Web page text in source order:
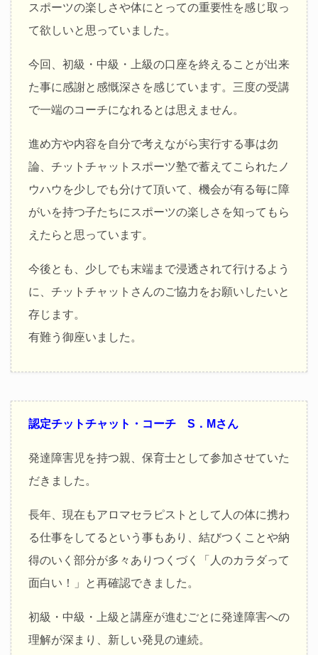
スポーツの楽しさや体にとっての重要性を感じ取っ
て欲しいと思っていました。
今回、初級・中級・上級の口座を終えることが出来
た事に感謝と感慨深さを感じています。三度の受講
で一端のコーチになれるとは思えません。
進め方や内容を自分で考えながら実行する事は勿
論、チットチャットスポーツ塾で蓄えてこられたノ
ウハウを少しでも分けて頂いて、機会が有る毎に障
がいを持つ子たちにスポーツの楽しさを知ってもら
えたらと思っています。
今後とも、少しでも末端まで浸透されて行けるよう
に、チットチャットさんのご協力をお願いしたいと
存じます。
有難う御座いました。
認定チットチャット・コーチ S．Mさん
発達障害児を持つ親、保育士として参加させていた
だきました。
長年、現在もアロマセラピストとして人の体に携わ
る仕事をしてるという事もあり、結びつくことや納
得のいく部分が多々ありつくづく「人のカラダって
面白い！」と再確認できました。
初級・中級・上級と講座が進むごとに発達障害への
理解が深まり、新しい発見の連続。